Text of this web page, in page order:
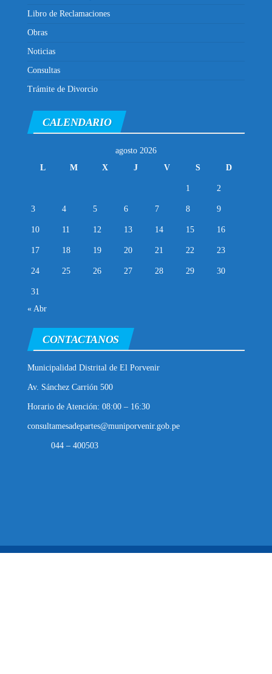
Libro de Reclamaciones
Obras
Noticias
Consultas
Trámite de Divorcio
CALENDARIO
agosto 2026
L
M X J V S D
1 2
3 4 5 6 7 8 9
10 11 12 13 14 15 16
17 18 19 20 21 22 23
24 25 26 27 28 29 30
31
« Abr
CONTACTANOS
Municipalidad Distrital de El Porvenir
Av. Sánchez Carrión 500
Horario de Atención: 08:00 – 16:30
consultamesadepartes@muniporvenir.gob.pe
044 – 400503